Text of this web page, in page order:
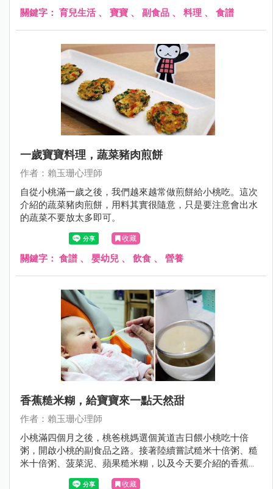
關鍵字： 育兒生活、 寶寶 、 副食品 、 料理 、 食譜
一歲寶寶料理，蔬菜豬肉煎餅
作者：賴玉珊心理師
自從小桃滿一歲之後，我們越來越常做煎餅給小桃吃。這次
介紹的蔬菜豬肉煎餅，用料其實很隨意，只是要注意會出水
的蔬菜不要放太多即可。
收藏
關鍵字： 食譜 、 嬰幼兒 、 飲食 、 營養
香蕉糙米糊，給寶寶來一點天然甜
作者：賴玉珊心理師
小桃滿四個月之後，桃爸桃媽選個黃道吉日餵小桃吃十倍
粥，開啟小桃的副食品之路。接著陸續嘗試糙米十倍粥、糙
米十倍粥、菠菜泥、蘋果糙米糊，以及今天要介紹的香蕉糙
收藏